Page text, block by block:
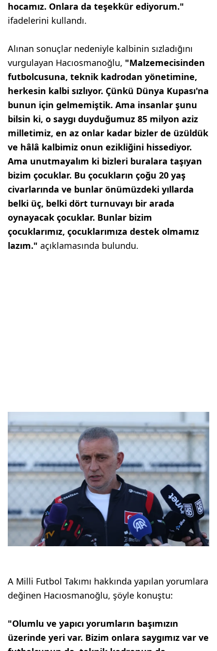
hocamız. Onlara da teşekkür ediyorum."
ifadelerini kullandı.
Alınan sonuçlar nedeniyle kalbinin sızladığını
vurgulayan Hacıosmanoğlu, "Malzemecisinden
futbolcusuna, teknik kadrodan yönetimine,
herkesin kalbi sızlıyor. Çünkü Dünya Kupası'na
bunun için gelmemiştik. Ama insanlar şunu
bilsin ki, o saygı duyduğumuz 85 milyon aziz
milletimiz, en az onlar kadar bizler de üzüldük
ve hâlâ kalbimiz onun ezikliğini hissediyor.
Ama unutmayalım ki bizleri buralara taşıyan
bizim çocuklar. Bu çocukların çoğu 20 yaş
civarlarında ve bunlar önümüzdeki yıllarda
belki üç, belki dört turnuvayı bir arada
oynayacak çocuklar. Bunlar bizim
çocuklarımız, çocuklarımıza destek olmamız
lazım." açıklamasında bulundu.
A Milli Futbol Takımı hakkında yapılan yorumlara
değinen Hacıosmanoğlu, şöyle konuştu:
"Olumlu ve yapıcı yorumların başımızın
üzerinde yeri var. Bizim onlara saygımız var ve